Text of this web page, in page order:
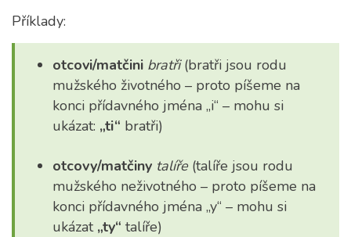
Příklady:
otcovi/matčini bratři(bratři jsou rodu
mužského životného – proto píšeme na
konci přídavného jména „i“ – mohu si
ukázat: „ti“ bratři)
otcovy/matčiny talíře(talíře jsou rodu
mužského neživotného – proto píšeme na
konci přídavného jména „y“ – mohu si
ukázat „ty“ talíře)